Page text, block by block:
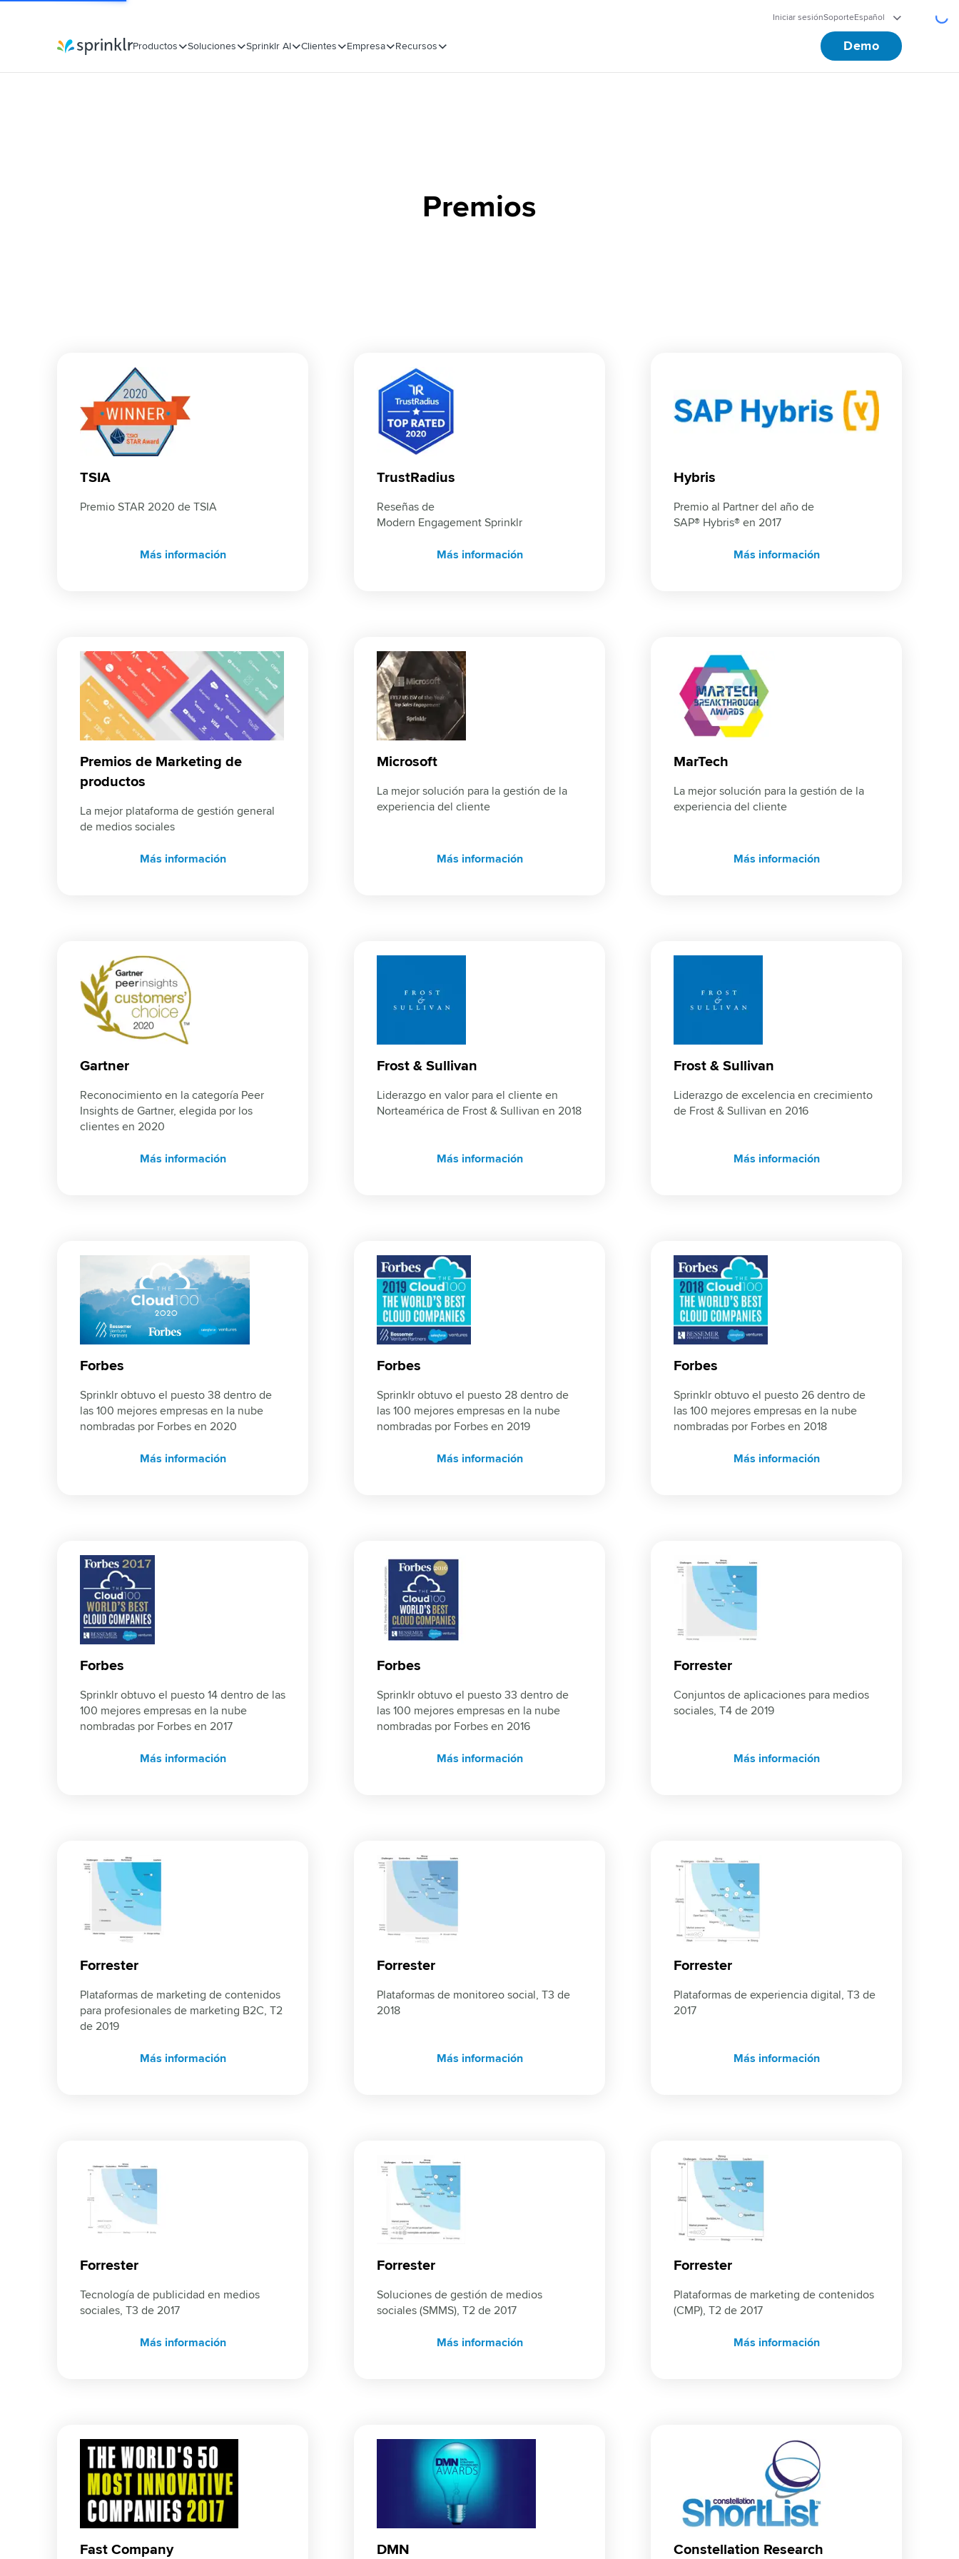
Iniciar sesiónSoporteEspañol
Productos Soluciones Sprinklr AI Clientes Empresa Recursos Demo
Premios
TSIA
Premio STAR 2020 de TSIA
Más información
TrustRadius
Reseñas de
Modern Engagement Sprinklr
Más información
Hybris
Premio al Partner del año de
SAP® Hybris® en 2017
Más información
Premios de Marketing de
productos
La mejor plataforma de gestión general
de medios sociales
Más información
Microsoft
La mejor solución para la gestión de la
experiencia del cliente
Más información
MarTech
La mejor solución para la gestión de la
experiencia del cliente
Más información
Gartner
Reconocimiento en la categoría Peer
Insights de Gartner, elegida por los
clientes en 2020
Más información
Frost & Sullivan
Liderazgo en valor para el cliente en
Norteamérica de Frost & Sullivan en 2018
Más información
Frost & Sullivan
Liderazgo de excelencia en crecimiento
de Frost & Sullivan en 2016
Más información
Forbes
Sprinklr obtuvo el puesto 38 dentro de
las 100 mejores empresas en la nube
nombradas por Forbes en 2020
Más información
Forbes
Sprinklr obtuvo el puesto 28 dentro de
las 100 mejores empresas en la nube
nombradas por Forbes en 2019
Más información
Forbes
Sprinklr obtuvo el puesto 26 dentro de
las 100 mejores empresas en la nube
nombradas por Forbes en 2018
Más información
Forbes
Sprinklr obtuvo el puesto 14 dentro de las
100 mejores empresas en la nube
nombradas por Forbes en 2017
Más información
Forbes
Sprinklr obtuvo el puesto 33 dentro de
las 100 mejores empresas en la nube
nombradas por Forbes en 2016
Más información
Forrester
Conjuntos de aplicaciones para medios
sociales, T4 de 2019
Más información
Forrester
Plataformas de marketing de contenidos
para profesionales de marketing B2C, T2
de 2019
Más información
Forrester
Plataformas de monitoreo social, T3 de
2018
Más información
Forrester
Plataformas de experiencia digital, T3 de
2017
Más información
Forrester
Tecnología de publicidad en medios
sociales, T3 de 2017
Más información
Forrester
Soluciones de gestión de medios
sociales (SMMS), T2 de 2017
Más información
Forrester
Plataformas de marketing de contenidos
(CMP), T2 de 2017
Más información
Fast Company DMN Constellation Research